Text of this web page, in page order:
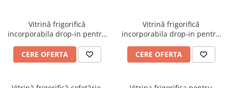
Vitrină frigorifică
incorporabila drop-in pentru
+4 +10 oC, lungime 986 mm
CERE OFERTA
Vitrină frigorifică
incorporabila drop-in pentru
+4 +10 oC, lungime 1386 mm
CERE OFERTA